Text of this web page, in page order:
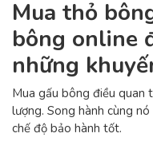
Mua thỏ
bông online
những
Mua gấu bông điều quan
lượng. Song hành cùng
chế độ bảo hành tốt.